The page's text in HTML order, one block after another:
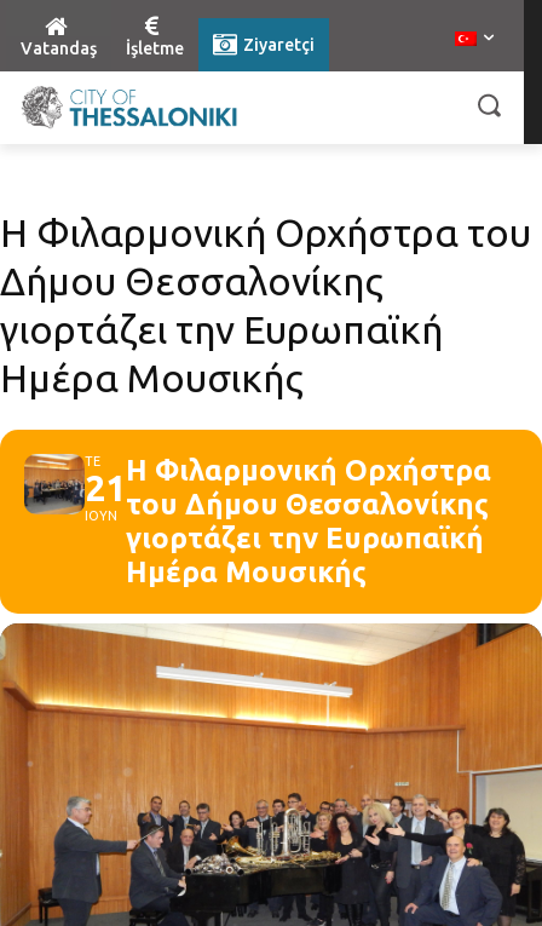
Vatandaş İşletme Ziyaretçi
Η Φιλαρμονική Ορχήστρα του
Δήμου Θεσσαλονίκης
γιορτάζει την Ευρωπαϊκή
Ημέρα Μουσικής
ΤΕ
21
ΙΟΥΝ
Η Φιλαρμονική Ορχήστρα
του Δήμου Θεσσαλονίκης
γιορτάζει την Ευρωπαϊκή
Ημέρα Μουσικής